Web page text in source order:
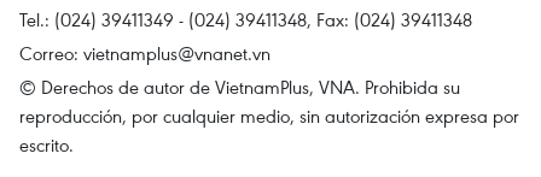
Tel.: (024) 39411349 - (024) 39411348, Fax: (024) 39411348
Correo: vietnamplus@vnanet.vn
© Derechos de autor de VietnamPlus, VNA. Prohibida su
reproducción, por cualquier medio, sin autorización expresa por
escrito.